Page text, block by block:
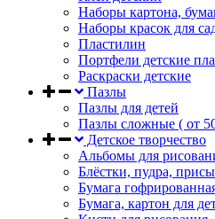
Наборы картона,
Наборы красок для
Пластилин
Портфели детские
Раскраски детские
Пазлы
Пазлы для детей
Пазлы сложные ( от
Детское творчество
Альбомы для
Блёстки, пудра,
Бумага
Бумага, картон для